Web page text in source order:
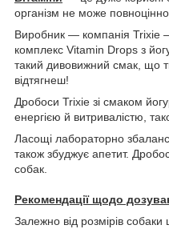
організм не може повноцінно
Виробник — компанія Trixie
комплекс Vitamin Drops з
такий дивовижний смак, що
відтягнеш!
Дробоси Trixie зі смаком
енергією й витривалістю,
Ласощі лабораторно
також збуджує апетит.
собак.
Рекомендації щодо
Залежно від розмірів